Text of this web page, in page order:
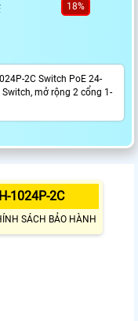
18%
2C Switch PoE 24-
mở rộng 2 cổng 1-
1024P-2C
SÁCH BẢO HÀNH